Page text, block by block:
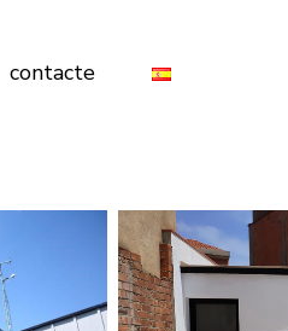
contacte